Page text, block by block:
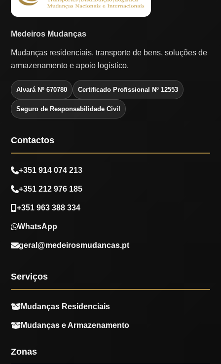
Medeiros Mudanças
Mudanças residenciais, transporte de bens, soluções de
armazenamento e apoio logístico.
Alvará Nº 670780 Certificado Profissional Nº 12553
Seguro de Responsabilidade Civil
Contactos
+351 914 074 213
+351 212 976 185
+351 963 388 334
WhatsApp
geral@medeirosmudancas.pt
Serviços
Mudanças Residenciais
Mudanças e Armazenamento
Zonas